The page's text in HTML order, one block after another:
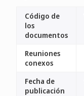
Código de
los
documentos
Reuniones
conexos
Fecha de
publicación